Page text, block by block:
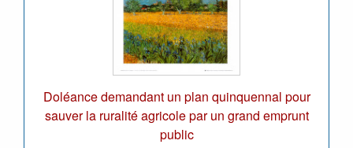
Doléance demandant un plan quinquennal pour
sauver la ruralité agricole par un grand emprunt
public